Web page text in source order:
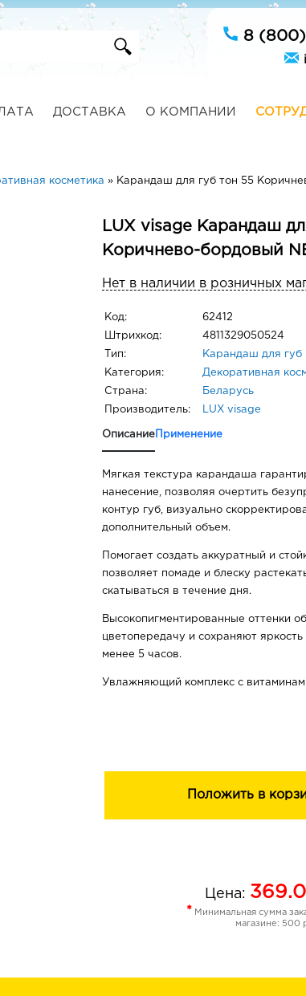
8
ДОСТАВКА О КОМПАНИИ
косметика » Карандаш для губ тон 55
LUX visage Карандаш
Коричнево-бордовый
Нет в наличии в розничных
Код: 62412
Штрихкод: 4811329050524
Тип: Карандаш для губ
Категория: Декоративная
Страна: Беларусь
Производитель: LUX visage
Описание Применение
Мягкая текстура карандаша
нанесение, позволяя очертить
контур губ, визуально
дополнительный объем.
Помогает создать аккуратный и
позволяет помаде и блеску
скатываться в течение дня.
Высокопигментированные оттенки
цветопередачу и сохраняют
менее 5 часов.
Увлажняющий комплекс с
стойкая формула
кедровый, легко затачиваемый
изготовитель Schwan
Положить в
Цена: 369.0
* Минимальная сумма
магазине: 500